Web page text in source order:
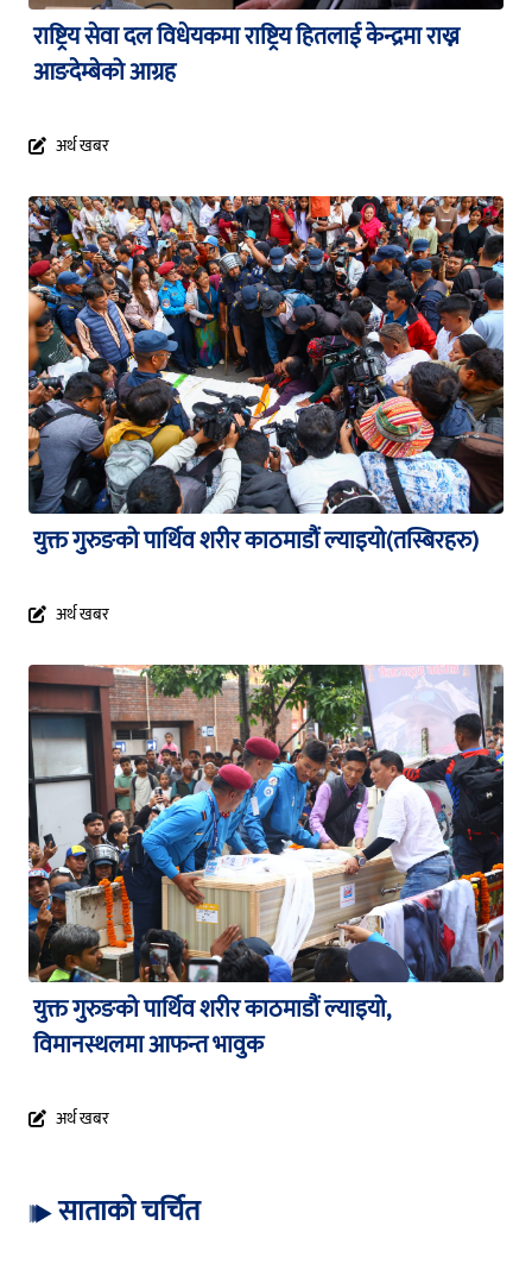
राष्ट्रिय सेवा दल विधेयकमा राष्ट्रिय हितलाई केन्द्रमा राख्न
आङदेम्बेको आग्रह
अर्थ खबर
युक्त गुरुङको पार्थिव शरीर काठमाडौं ल्याइयो(तस्बिरहरु)
अर्थ खबर
युक्त गुरुङको पार्थिव शरीर काठमाडौं ल्याइयो,
विमानस्थलमा आफन्त भावुक
अर्थ खबर
साताको चर्चित